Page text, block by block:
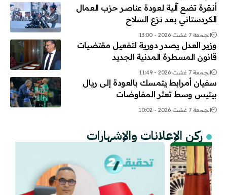
أنقرة تضع آلية لعودة عناصر حزب العمال
الكردستاني بعد نزع السلاح
الجمعة 7 غشت 2026 - 13:00
وزير العدل يصدر دورية لتفعيل مقتضيات
قانون المسطرة المدنية الجديد
الجمعة 7 غشت 2026 - 11:49
سفيان أمرابط يتمسك بالعودة إلى ريال
بيتيس وسط تعثر المفاوضات
الجمعة 7 غشت 2026 - 10:02
ركن الإعلانات والإشهارات